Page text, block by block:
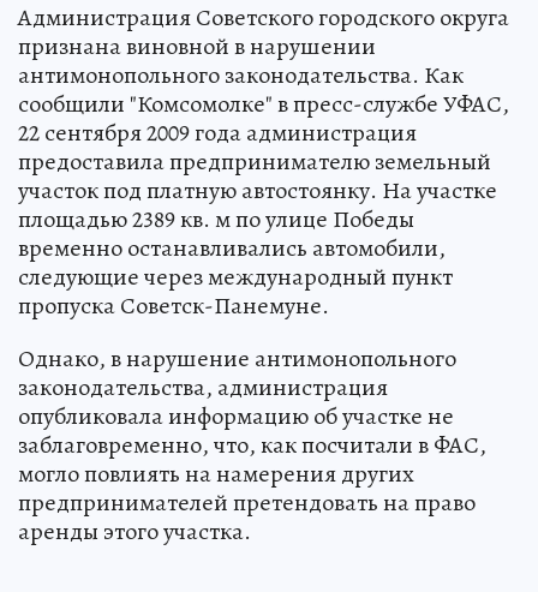
Администрация Советского городского округа
признана виновной в нарушении
антимонопольного законодательства. Как
сообщили "Комсомолке" в пресс-службе УФАС,
22 сентября 2009 года администрация
предоставила предпринимателю земельный
участок под платную автостоянку. На участке
площадью 2389 кв. м по улице Победы
временно останавливались автомобили,
следующие через международный пункт
пропуска Советск-Панемуне.
Однако, в нарушение антимонопольного
законодательства, администрация
опубликовала информацию об участке не
заблаговременно, что, как посчитали в ФАС,
могло повлиять на намерения других
предпринимателей претендовать на право
аренды этого участка.